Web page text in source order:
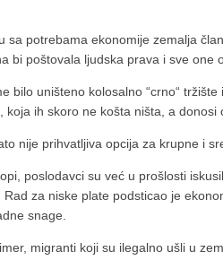
sa potrebama ekonomije zemalja
bi poštovala ljudska prava i sve one
bilo uništeno kolosalno “crno“
koja ih skoro ne košta ništa, a donosi
nije prihvatljiva opcija za krupne i
poslodavci su već u prošlosti
za niske plate podsticao je
snage.
migranti koji su ilegalno ušli u